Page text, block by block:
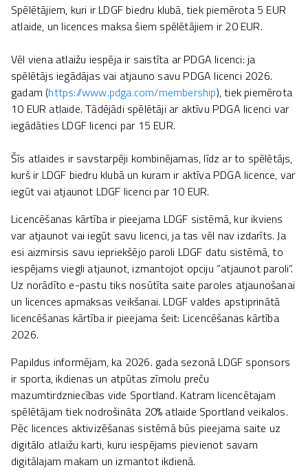
Spēlētājiem, kuri ir LDGF biedru klubā, tiek piemērota 5 EUR
atlaide, un licences maksa šiem spēlētājiem ir 20 EUR.
Vēl viena atlaižu iespēja ir saistīta ar PDGA licenci: ja
spēlētājs iegādājas vai atjauno savu PDGA licenci 2026.
gadam (https://www.pdga.com/membership), tiek piemērota
10 EUR atlaide. Tādējādi spēlētāji ar aktīvu PDGA licenci var
iegādāties LDGF licenci par 15 EUR.
Šīs atlaides ir savstarpēji kombinējamas, līdz ar to spēlētājs,
kurš ir LDGF biedru klubā un kuram ir aktīva PDGA licence, var
iegūt vai atjaunot LDGF licenci par 10 EUR.
Licencēšanas kārtība ir pieejama LDGF sistēmā, kur ikviens
var atjaunot vai iegūt savu licenci, ja tas vēl nav izdarīts. Ja
esi aizmirsis savu iepriekšējo paroli LDGF datu sistēmā, to
iespējams viegli atjaunot, izmantojot opciju “atjaunot paroli”.
Uz norādīto e-pastu tiks nosūtīta saite paroles atjaunošanai
un licences apmaksas veikšanai. LDGF valdes apstiprinātā
licencēšanas kārtība ir pieejama šeit: Licencēšanas kārtība
2026.
Papildus informējam, ka 2026. gada sezonā LDGF sponsors
ir sporta, ikdienas un atpūtas zīmolu preču
mazumtirdzniecības vide Sportland. Katram licencētajam
spēlētājam tiek nodrošināta 20% atlaide Sportland veikalos.
Pēc licences aktivizēšanas sistēmā būs pieejama saite uz
digitālo atlaižu karti, kuru iespējams pievienot savam
digitālajam makam un izmantot ikdienā.